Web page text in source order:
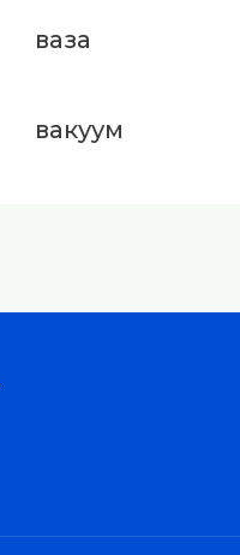
ваза
вакуум